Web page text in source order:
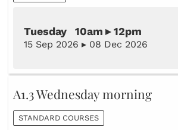
Tuesday 10am ▸ 12pm
15 Sep 2026 ▸ 08 Dec 2026
A1.3 Wednesday morning
STANDARD COURSES